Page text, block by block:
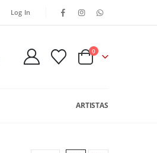
Log In
0
ARTISTAS